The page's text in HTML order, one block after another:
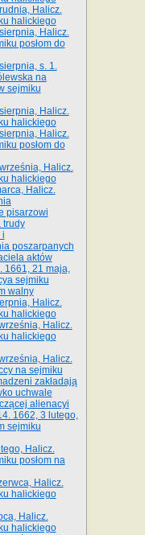
Halicz.
halickiego
Halicz.
posłom do
s. 1.
na
sejmiku
Halicz.
halickiego
Halicz.
posłom do
Halicz.
halickiego
Halicz.
pisarzowi
trudy
i
poszarpanych
aktów
1661, 21 maja,
sejmiku
walny
Halicz.
halickiego
Halicz.
halickiego
Halicz.
na sejmiku
zakładają
uchwale
alienacyi
1662, 3 lutego,
sejmiku
Halicz.
posłom na
Halicz.
halickiego
Halicz.
halickiego